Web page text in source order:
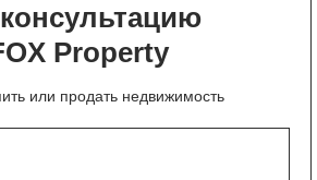
Property
или продать недвижимость